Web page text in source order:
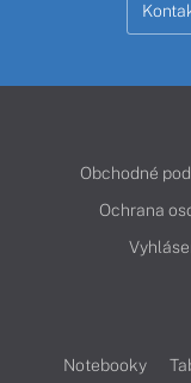
Obchodné
Ochrana
Notebooky